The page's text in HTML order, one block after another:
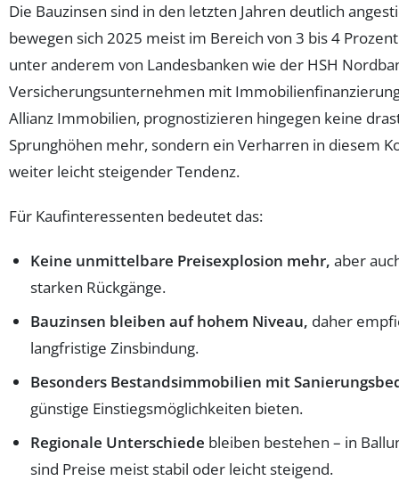
Die Bauzinsen sind in den letzten Jahren deutlich
bewegen sich 2025 meist im Bereich von 3 bis 4
unter anderem von Landesbanken wie der HSH
Versicherungsunternehmen mit
Allianz Immobilien, prognostizieren hingegen keine
Sprunghöhen mehr, sondern ein Verharren in diesem
weiter leicht steigender Tendenz.
Für Kaufinteressenten bedeutet das:
Keine unmittelbare Preisexplosion mehr, aber
starken Rückgänge.
Bauzinsen bleiben auf hohem Niveau, daher
langfristige Zinsbindung.
Besonders Bestandsimmobilien mit
günstige Einstiegsmöglichkeiten bieten.
Regionale Unterschiede bleiben bestehen – in
sind Preise meist stabil oder leicht steigend.